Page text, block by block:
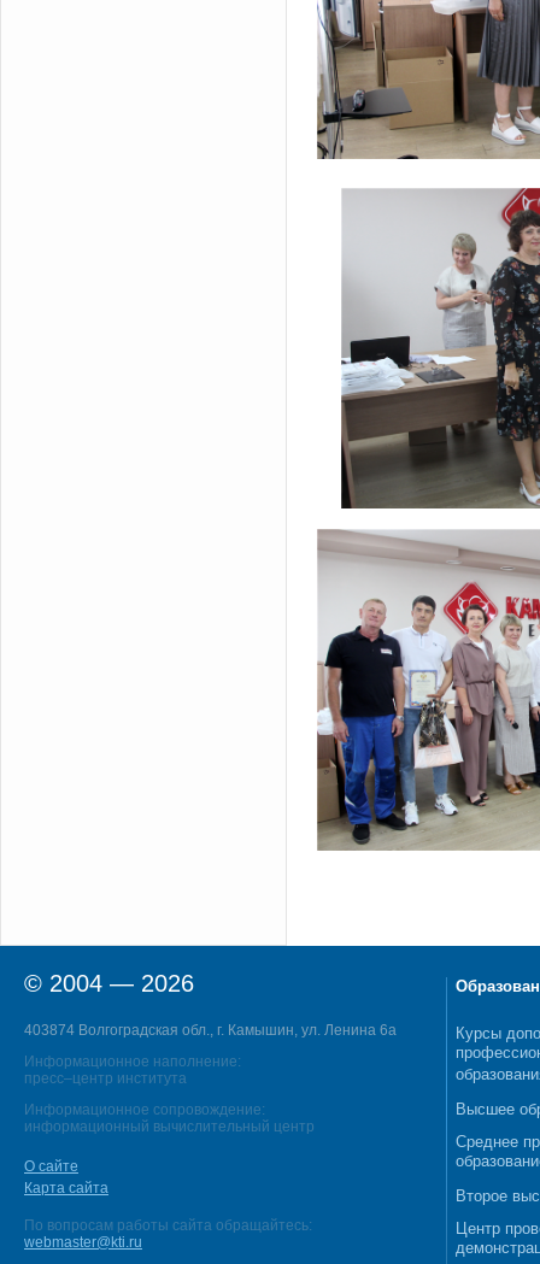
© 2004 — 2026
403874 Волгоградская обл., г. Камышин, ул. Ленина 6а
Информационное наполнение:
пресс–центр института
Информационное сопровождение:
информационный вычислительный центр
О сайте
Карта сайта
По вопросам работы сайта обращайтесь:
webmaster@kti.ru
Курсы
Высшее
Среднее
Второе
Центр